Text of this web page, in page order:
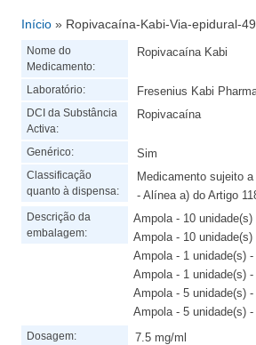
Está aqui
Início » Ropivacaína-Kabi-Via-epidural-
Nome do
Medicamento:
Ropivacaína Kabi
Laboratório: Fresenius Kabi
DCI da Substância
Activa:
Ropivacaína
Genérico: Sim
Classificação
quanto à dispensa:
Medicamento sujeito
- Alínea a) do Artigo
Descrição da
embalagem:
Ampola - 10 unidade(s)
Ampola - 10 unidade(s)
Ampola - 1 unidade(s) -
Ampola - 1 unidade(s) -
Ampola - 5 unidade(s) -
Ampola - 5 unidade(s) -
Dosagem: 7.5 mg/ml